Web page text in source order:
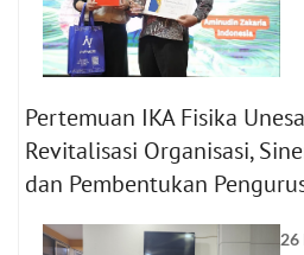
Pertemuan IKA Fisika
Revitalisasi Organisasi,
dan Pembentukan
26